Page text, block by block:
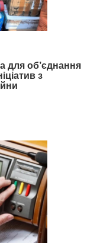
для об’єднання
з